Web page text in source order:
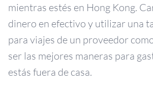
mientras estés en Hong Kong.
dinero en efectivo y utilizar una
para viajes de un proveedor
ser las mejores maneras para
estás fuera de casa.